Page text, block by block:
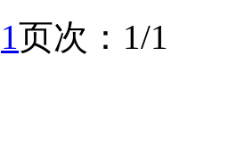
1页次：1/1